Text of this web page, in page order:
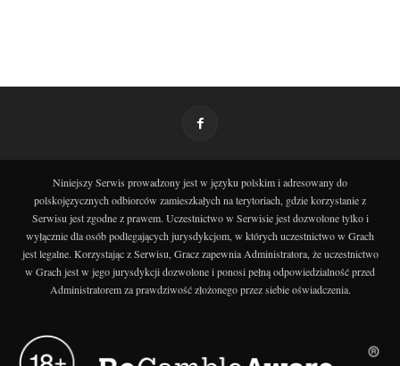
Niniejszy Serwis prowadzony jest w języku polskim i adresowany do
polskojęzycznych odbiorców zamieszkałych na terytoriach, gdzie korzystanie z
Serwisu jest zgodne z prawem. Uczestnictwo w Serwisie jest dozwolone tylko i
wyłącznie dla osób podlegających jurysdykcjom, w których uczestnictwo w Grach
jest legalne. Korzystając z Serwisu, Gracz zapewnia Administratora, że uczestnictwo
w Grach jest w jego jurysdykcji dozwolone i ponosi pełną odpowiedzialność przed
Administratorem za prawdziwość złożonego przez siebie oświadczenia.